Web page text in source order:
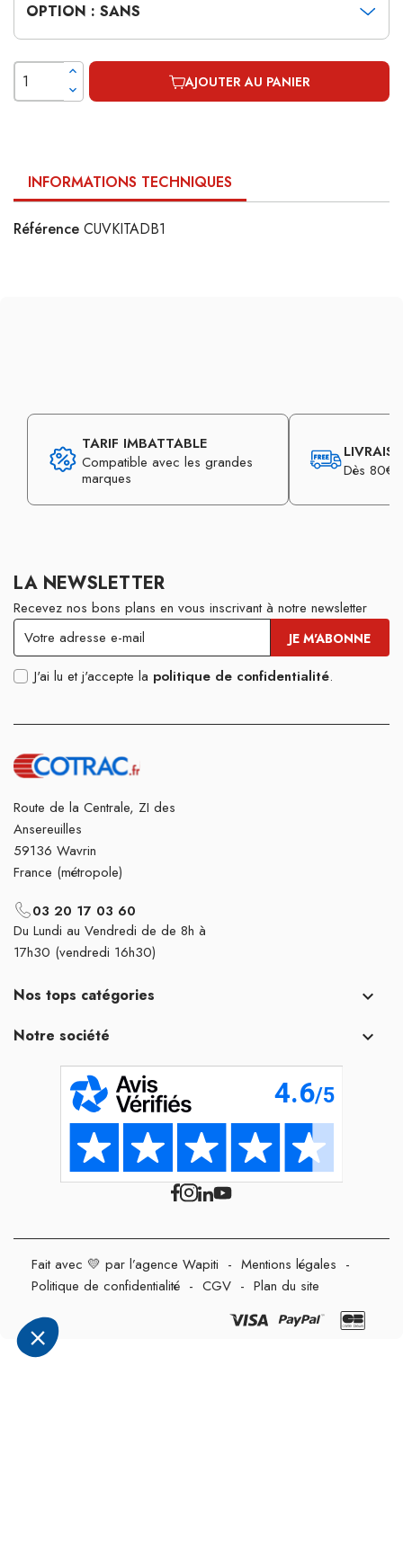
OPTION : SANS
AJOUTER AU PANIER
INFORMATIONS TECHNIQUES
Référence CUVKITADB1
TARIF IMBATTABLE
Compatible avec les grandes
marques
Dès 80€
LA NEWSLETTER
Recevez nos bons plans en vous inscrivant à notre newsletter
J'ai lu et j'accepte la politique de confidentialité.
Route de la Centrale, ZI des
Ansereuilles
59136 Wavrin
France (métropole)
03 20 17 03 60
Du Lundi au Vendredi de de 8h à
17h30 (vendredi 16h30)
Nos tops catégories 
Notre société 
Fait avec 💛 par l’agence Wapiti - Mentions légales -
Politique de confidentialité - CGV - Plan du site